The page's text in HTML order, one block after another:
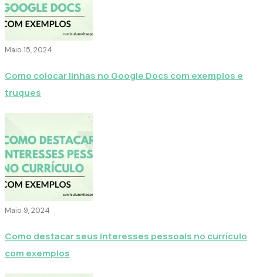
Maio 15, 2024
Como colocar linhas no Google Docs com exemplos e
truques
Maio 9, 2024
Como destacar seus interesses pessoais no currículo
com exemplos